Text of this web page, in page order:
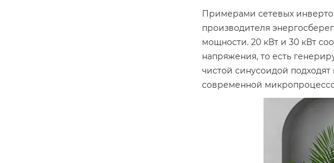
Примерами сетевых
производителя
мощности. 20 кВт и 30 кВт
напряжения, то есть
чистой синусоидой
современной